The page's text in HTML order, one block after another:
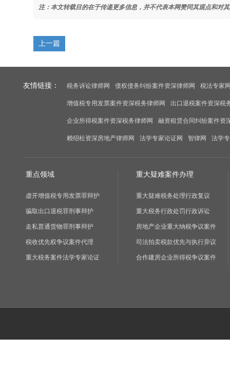
注：本文转载目的在于传递更多信息，并不代表本网赞同其观点和对
上一篇
友情链接： 税务诉讼律师网 债权债务纠纷案件资深律师网 税法专家
增值税专用发票案件资深税务律师网 出口退税案件资深税
企业所得税案件资深税务律师网 融资租赁合同纠纷案件资
赖绍松资深房地产律师网 法学专家论证网 智律网 法学
重点领域
虚开增值税专用发票罪辩护
骗取出口退税罪刑事辩护
走私普通货物罪刑事辩护
税收优先权争议案件代理
重大税务案件法学专家论证
重大疑难案件办理
重大疑难税务处理行政复议
重大税务行政处罚行政诉讼
房地产企业重大纳税争议案件
司法拍卖税款优先与执行异议
合作建房企业所得税争议案件